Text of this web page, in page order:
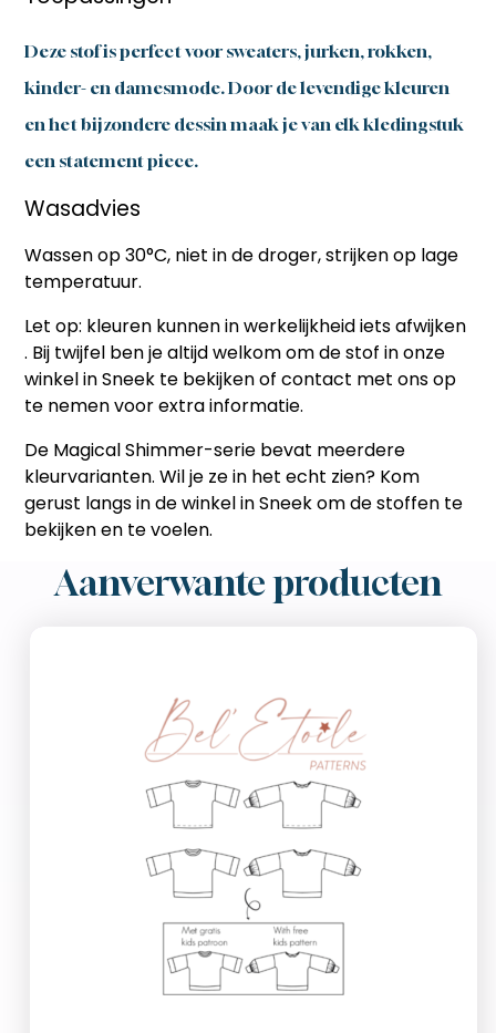
Deze stof is perfect voor sweaters, jurken, rokken,
kinder- en damesmode. Door de levendige kleuren
en het bijzondere dessin maak je van elk kledingstuk
een statement piece.
Wasadvies
Wassen op 30°C, niet in de droger, strijken op lage
temperatuur.
Let op: kleuren kunnen in werkelijkheid iets afwijken
. Bij twijfel ben je altijd welkom om de stof in onze
winkel in Sneek te bekijken of contact met ons op
te nemen voor extra informatie.
De Magical Shimmer-serie bevat meerdere
kleurvarianten. Wil je ze in het echt zien? Kom
gerust langs in de winkel in Sneek om de stoffen te
bekijken en te voelen.
Aanverwante producten